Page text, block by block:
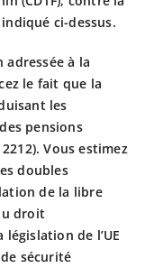
ci-dessus.
à la
le fait que la
les
des pensions
Vous estimez
doubles
de la libre
droit
législation de l’UE
sécurité